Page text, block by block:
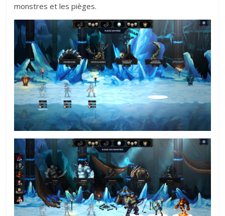
monstres et les pièges.